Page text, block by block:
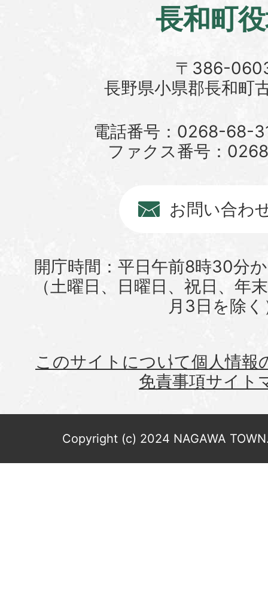
長和町
〒386-
長野県小県郡長和町
電話番号：0268-68-
ファクス番号：
お問い合わ
開庁時間：平日午前8時30分
（土曜日、日曜日、祝日、年
月3日を除く
このサイトについて個人情報
免責事項サイト
Copyright (c) 2024 NAGAWA